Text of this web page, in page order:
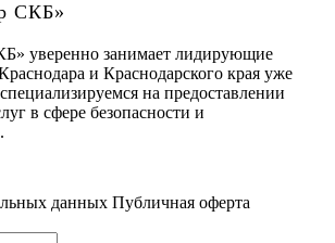
СКБ»
уверенно занимает лидирующие
и Краснодарского края уже
на предоставлении
в сфере безопасности и
данных Публичная оферта